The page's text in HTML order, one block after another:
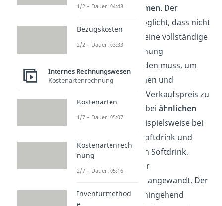
Handelsunternehmen. Der
Multiplikator ermöglicht, dass nicht
für jedes Produkt eine vollständige
Kostenträgerrechnung
durchgeführt werden muss, um
einen angemessenen und
kostendeckenden Verkaufspreis zu
ermitteln. So wird bei ähnlichen
Produkten, wie beispielsweise bei
einem normalen Softdrink und
einem zuckerfreien Softdrink,
oftmals einfach der
Kalkulationsfaktor angewandt. Der
Faktor ist auch dahingehend
1/2 – Dauer: 04:48
Bezugskosten
2/2 – Dauer: 03:33
Internes Rechnungswesen
Kostenartenrechnung
Kostenarten
1/7 – Dauer: 05:07
Kostenartenrech
nung
2/7 – Dauer: 05:16
Inventurmethod
e